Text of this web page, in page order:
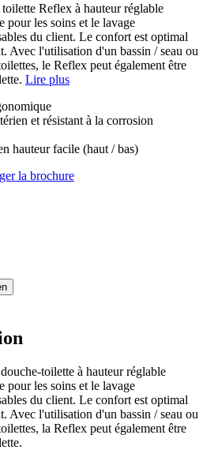
Reflex à hauteur réglable
pour les soins et le lavage
du client. Le confort est optimal
Avec l'utilisation d'un bassin / seau ou
le Reflex peut également être
Lire plus
et résistant à la corrosion
hauteur facile (haut / bas)
la brochure
toilette à hauteur réglable
pour les soins et le lavage
du client. Le confort est optimal
Avec l'utilisation d'un bassin / seau ou
la Reflex peut également être